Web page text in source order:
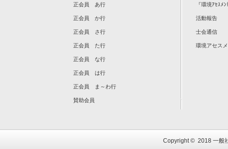
正会員 あ行
正会員 か行
正会員 さ行
正会員 た行
正会員 な行
正会員 は行
正会員 ま～わ行
賛助会員
『環境ｱｾｽﾒ
活動報告
士会通信
環境アセス
Copyright © 2018 一般